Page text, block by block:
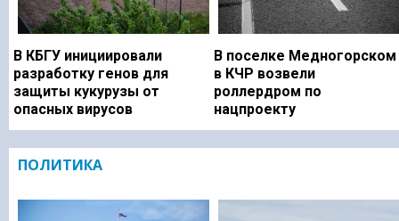
В КБГУ инициировали
разработку генов для
защиты кукурузы от
опасных вирусов
В поселке Медногорском
в КЧР возвели
роллердром по
нацпроекту
ПОЛИТИКА